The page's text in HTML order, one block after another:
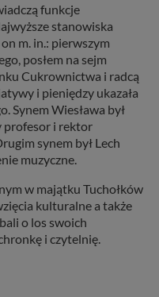
funkcje
stanowiska
on m. in.: pierwszym
posłem na sejm
Cukrownictwa i radcą
i pieniędzy ukazała
Synem Wiesława był
profesor i rektor
synem był Lech
muzyczne.
w majątku Tuchołków
kulturalne a także
o los swoich
i czytelnię.